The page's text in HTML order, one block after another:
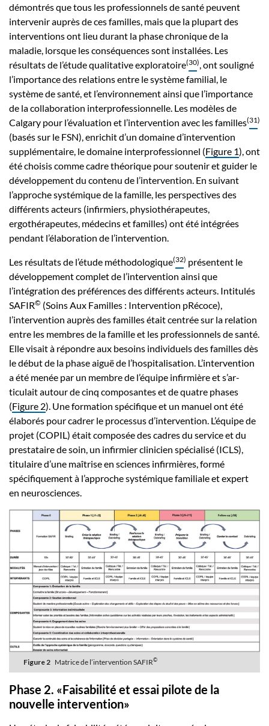
démontrés que tous les professionnels de santé peuvent
intervenir auprès de ces familles, mais que la plupart des
interventions ont lieu durant la phase chronique de la
maladie, lorsque les conséquences sont installées. Les
résultats de l’étude qualitative exploratoire(30) , ont souligné
l’importance des relations entre le système familial, le
système de santé, et l’environnement ainsi que l’importance
de la collaboration interprofessionnelle. Les modèles de
Calgary pour l’évaluation et l’intervention avec les familles(31)
(basés sur le FSN), enrichit d’un domaine d’intervention
supplémentaire, le domaine interprofessionnel (Figure 1), ont
été choisis comme cadre théorique pour soutenir et guider le
développement du contenu de l’intervention. En suivant
l’approche systémique de la famille, les perspectives des
différents acteurs (infirmiers, physiothérapeutes,
ergothérapeutes, médecins et familles) ont été intégrées
pendant l’élaboration de l’intervention.
Les résultats de l’étude méthodologique(32) présentent le
développement complet de l’intervention ainsi que
l’intégration des préférences des différents acteurs. Intitulés
SAFIR© (Soins Aux Familles : Intervention pRécoce),
l’intervention auprès des familles était centrée sur la relation
entre les membres de la famille et les professionnels de santé.
Elle visait à répondre aux besoins individuels des familles dès
le début de la phase aiguë de l’hospitalisation. L’intervention
a été menée par un membre de l’équipe infirmière et s’ar-
ticulait autour de cinq composantes et de quatre phases
(Figure 2). Une formation spécifique et un manuel ont été
élaborés pour cadrer le processus d’intervention. L’équipe de
projet (COPIL) était composée des cadres du service et du
prestataire de soin, un infirmier clinicien spécialisé (ICLS),
titulaire d’une maîtrise en sciences infirmières, formé
spécifiquement à l’approche systémique familiale et expert
en neurosciences.
Figure 2 Matrice de l’intervention SAFIR©
Phase 2. «Faisabilité et essai pilote de la
nouvelle intervention»